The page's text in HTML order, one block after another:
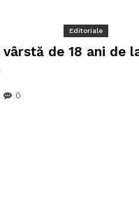
Editoriale
vârstă de 18 ani de
0